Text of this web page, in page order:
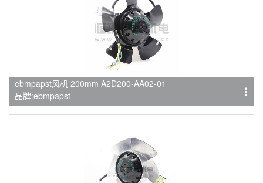
ebmpapst风机 200mm A2D200-AA02-01
品牌:ebmpapst